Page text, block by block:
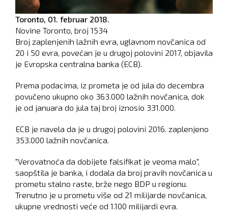
Toronto, 01. februar 2018.
Novine Toronto, broj 1534
Broj zaplenjenih lažnih evra, uglavnom novčanica od
20 i 50 evra, povećan je u drugoj polovini 2017, objavila
je Evropska centralna banka (ECB).
Prema podacima, iz prometa je od jula do decembra
povučeno ukupno oko 363.000 lažnih novčanica, dok
je od januara do jula taj broj iznosio 331.000.
ECB je navela da je u drugoj polovini 2016. zaplenjeno
353.000 lažnih novčanica.
"Verovatnoća da dobijete falsifikat je veoma malo",
saopštila je banka, i dodala da broj pravih novčanica u
prometu stalno raste, brže nego BDP u regionu.
Trenutno je u prometu više od 21 milijarde novčanica,
ukupne vrednosti veće od 1.100 milijardi evra.